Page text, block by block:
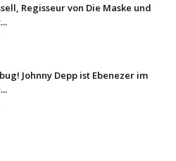
Regisseur von Die Maske und
Johnny Depp ist Ebenezer im